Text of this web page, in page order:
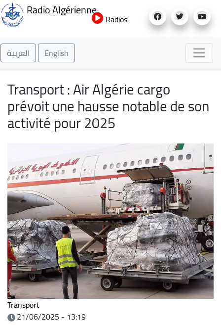
au
Radio Algérienne
Radios
العربية English
Transport : Air Algérie cargo
prévoit une hausse notable de son
activité pour 2025
Transport
21/06/2025 - 13:19